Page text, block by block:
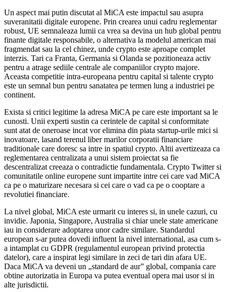
Un aspect mai putin discutat al MiCA este impactul sau asupra
suveranitatii digitale europene. Prin crearea unui cadru reglementar
robust, UE semnaleaza lumii ca vrea sa devina un hub global pentru
finante digitale responsabile, o alternativa la modelul american mai
fragmendat sau la cel chinez, unde crypto este aproape complet
interzis. Tari ca Franta, Germania si Olanda se pozitioneaza activ
pentru a atrage sediile centrale ale companiilor crypto majore.
Aceasta competitie intra-europeana pentru capital si talente crypto
este un semnal bun pentru sanatatea pe termen lung a industriei pe
continent.
Exista si critici legitime la adresa MiCA pe care este important sa le
cunosti. Unii experti sustin ca cerintele de capital si conformitate
sunt atat de oneroase incat vor elimina din piata startup-urile mici si
inovatoare, lasand terenul liber marilor corporatii financiare
traditionale care doresc sa intre in spatiul crypto. Altii avertizeaza ca
reglementarea centralizata a unui sistem proiectat sa fie
descentralizat creeaza o contradictie fundamentala. Crypto Twitter si
comunitatile online europene sunt impartite intre cei care vad MiCA
ca pe o maturizare necesara si cei care o vad ca pe o cooptare a
revolutiei financiare.
La nivel global, MiCA este urmarit cu interes si, in unele cazuri, cu
invidie. Japonia, Singapore, Australia si chiar unele state americane
iau in considerare adoptarea unor cadre similare. Standardul
european s-ar putea dovedi influent la nivel international, asa cum s-
a intamplat cu GDPR (regulamentul european privind protectia
datelor), care a inspirat legi similare in zeci de tari din afara UE.
Daca MiCA va deveni un „standard de aur” global, compania care
obtine autorizatia in Europa va putea eventual opera mai usor si in
alte jurisdictii.